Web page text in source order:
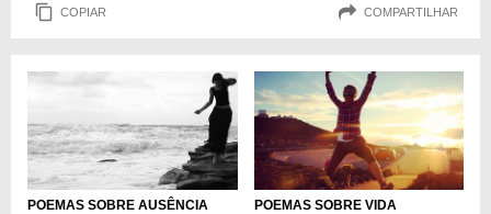
COPIAR COMPARTILHAR
POEMAS SOBRE AUSÊNCIA POEMAS SOBRE VIDA